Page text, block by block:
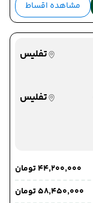
مشاهده اقساط
تفلیس
تفلیس
۴۴٬۲۰۰٬۰۰۰ تومان
۵۸٬۴۵۰٬۰۰۰ تومان